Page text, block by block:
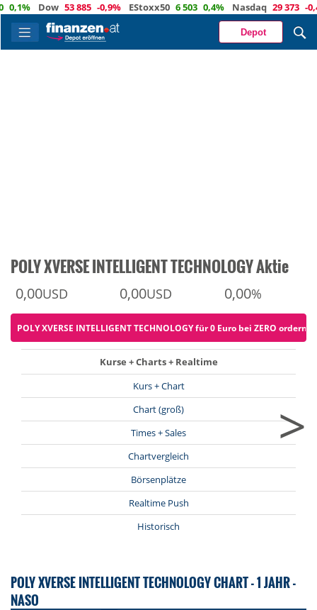
Dow 53 885 -0,9% EStoxx50 6 503 0,4% Nasdaq 29 373 -0,4%
Depot
POLY XVERSE INTELLIGENT TECHNOLOGY Aktie
0,00USD 0,00USD 0,00%
POLY XVERSE INTELLIGENT TECHNOLOGY für 0 Euro bei ZERO ordern
Kurse + Charts + Realtime
Kurs + Chart
Chart (groß)
Times + Sales
Chartvergleich
Börsenplätze
Realtime Push
Historisch
>
POLY XVERSE INTELLIGENT TECHNOLOGY CHART - 1 JAHR -
NASO